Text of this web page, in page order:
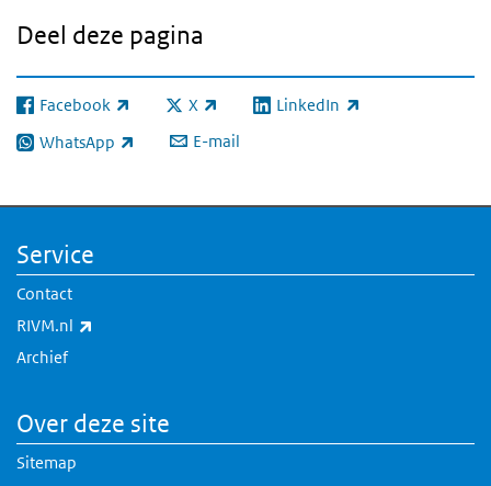
Deel deze pagina
Facebook
(externe link) X
(externe link) LinkedIn
(externe link)
WhatsApp
(externe link) E-mail
Service
Contact
RIVM.nl
Archief
Over deze site
Sitemap